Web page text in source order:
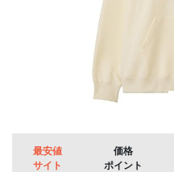
最安値
サイト
価格
ポイント